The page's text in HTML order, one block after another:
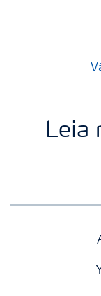
Leia